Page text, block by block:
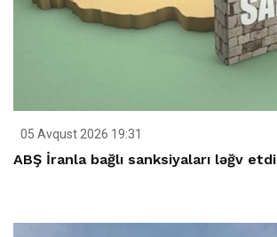
05 Avqust 2026 19:31
ABŞ İranla bağlı sanksiyaları ləğv etdi